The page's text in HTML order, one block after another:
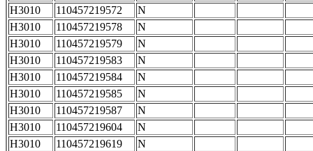
H3010
110457219572
N
H3010
110457219578
N
H3010
110457219579
N
H3010
110457219583
N
H3010
110457219584
N
H3010
110457219585
N
H3010
110457219587
N
H3010
110457219604
N
H3010
110457219619
N